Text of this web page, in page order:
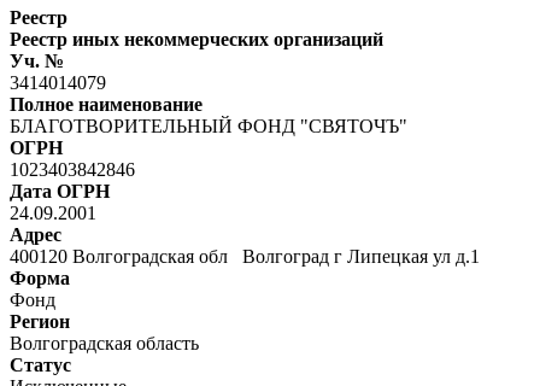
Реестр
Реестр иных некоммерческих организаций
Уч. №
3414014079
Полное наименование
БЛАГОТВОРИТЕЛЬНЫЙ ФОНД "СВЯТОЧЪ"
ОГРН
1023403842846
Дата ОГРН
24.09.2001
Адрес
400120 Волгоградская обл Волгоград г Липецкая ул д.1
Форма
Фонд
Регион
Волгоградская область
Статус